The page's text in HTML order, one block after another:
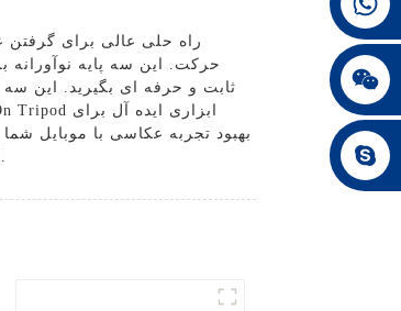
+86 13432147367حرکت. این سه پایه
ثابت و حرفه ای بگیرید. این
بهبود تجربه عکاسی با موبایل